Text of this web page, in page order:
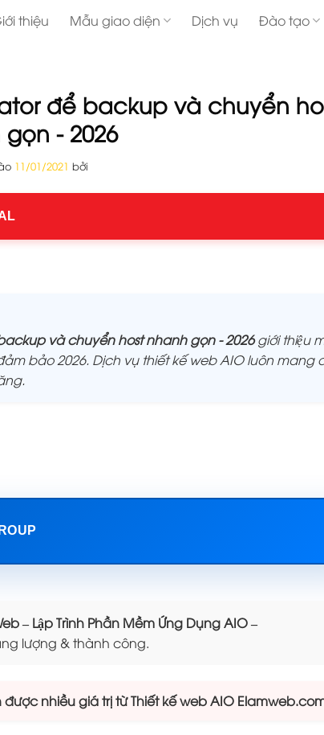
thiệu Mẫu giao diện Dịch vụ Đào tạo
để backup và chuyển
- 2026
11/01/2021 bởi
và chuyển host nhanh gọn - 2026giới thiệu
bảo 2026. Dịch vụ thiết kế web AIO luôn mang
– Lập Trình Phần Mềm Ứng Dụng AIO –
lượng & thành công.
nhiều giá trị từ Thiết kế web AIO